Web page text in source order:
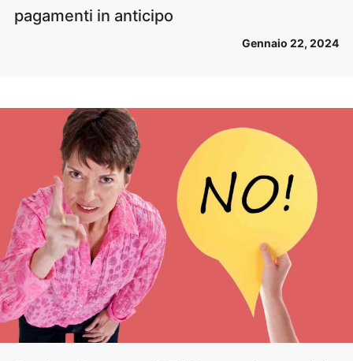
pagamenti in anticipo
Gennaio 22, 2024